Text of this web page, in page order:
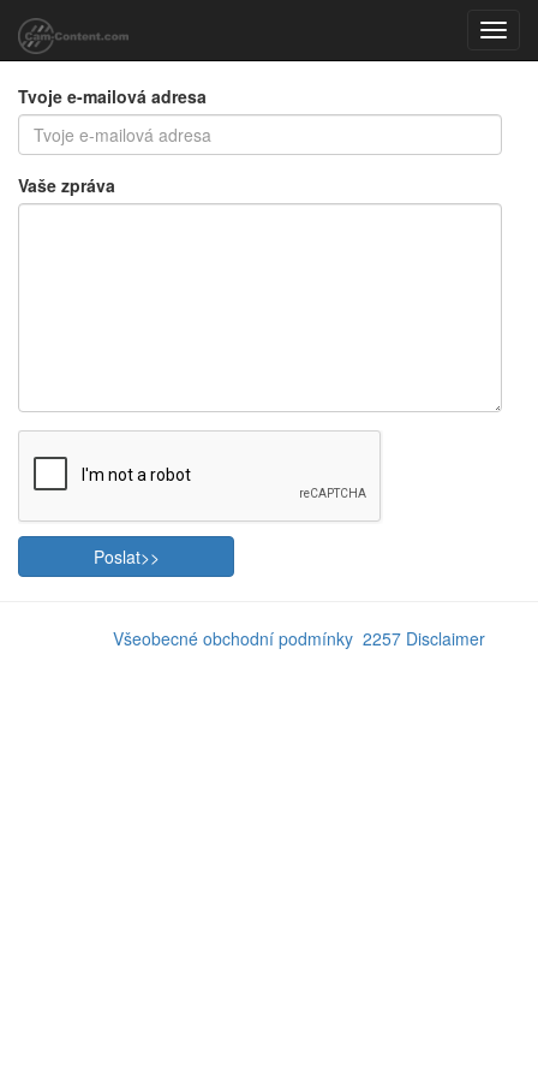
Tvoje e-mailová adresa
Vaše zpráva
2257 Disclaimer
Všeobecné obchodní podmínky